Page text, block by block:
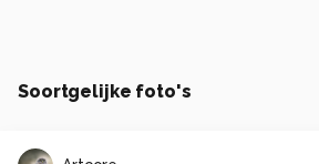
Soortgelijke foto's